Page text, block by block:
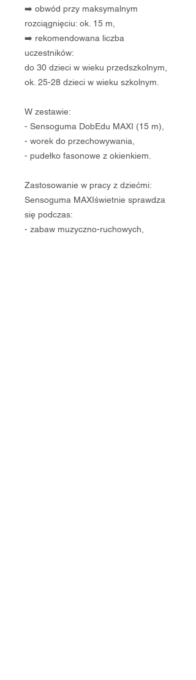
➡️ obwód przy maksymalnym
rozciągnięciu: ok. 15 m,
➡️ rekomendowana liczba
uczestników:
do 30 dzieci w wieku przedszkolnym,
ok. 25-28 dzieci w wieku szkolnym.
W zestawie:
- Sensoguma DobEdu MAXI (15 m),
- worek do przechowywania,
- pudełko fasonowe z okienkiem.
Zastosowanie w pracy z dziećmi:
Sensoguma MAXIświetnie sprawdza
się podczas:
- zabaw muzyczno-ruchowych,